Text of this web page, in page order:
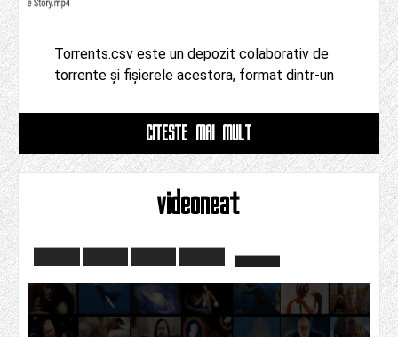
Torrents.csv este un depozit colaborativ de
torrente și fișierele acestora, format dintr-un
CITESTE MAI MULT
videoneat